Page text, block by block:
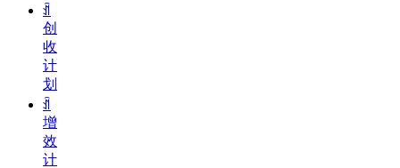
ꀉ
创
收
计
划
ꀉ
增
效
计